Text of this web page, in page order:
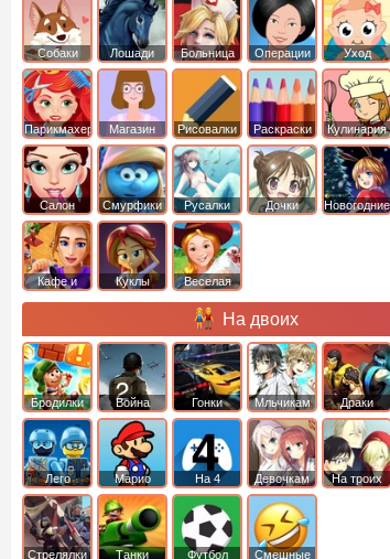
Собаки Лошади Больница Операции Уход
Парикмахер Магазин Рисовалки Раскраски Кулинария
Салон Смурфики Русалки Дочки Новогодние
Кафе и
Куклы
Веселая
На двоих
Бродилки Война Гонки Мльчикам Драки
Лего Марио На 4 Девочкам На троих
Стрелялки Танки Футбол Смешные